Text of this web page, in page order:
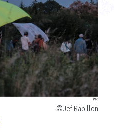
©Jef Rabillon